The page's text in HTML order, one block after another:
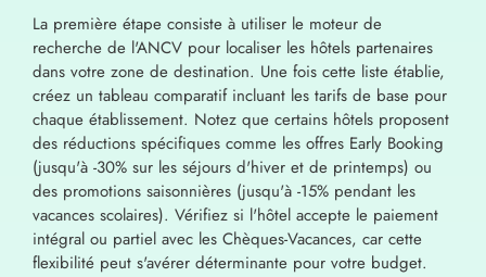
La première étape consiste à utiliser le moteur de
recherche de l'ANCV pour localiser les hôtels partenaires
dans votre zone de destination. Une fois cette liste établie,
créez un tableau comparatif incluant les tarifs de base pour
chaque établissement. Notez que certains hôtels proposent
des réductions spécifiques comme les offres Early Booking
(jusqu'à -30% sur les séjours d'hiver et de printemps) ou
des promotions saisonnières (jusqu'à -15% pendant les
vacances scolaires). Vérifiez si l'hôtel accepte le paiement
intégral ou partiel avec les Chèques-Vacances, car cette
flexibilité peut s'avérer déterminante pour votre budget.